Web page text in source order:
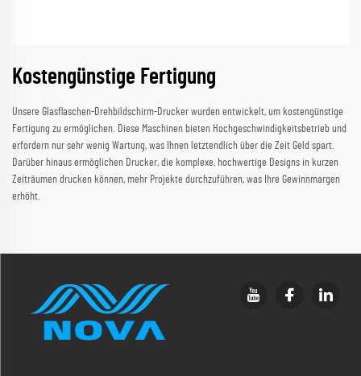
Kostengünstige Fertigung
Unsere Glasflaschen-Drehbildschirm-Drucker wurden entwickelt, um kostengünstige
Fertigung zu ermöglichen. Diese Maschinen bieten Hochgeschwindigkeitsbetrieb und
erfordern nur sehr wenig Wartung, was Ihnen letztendlich über die Zeit Geld spart.
Darüber hinaus ermöglichen Drucker, die komplexe, hochwertige Designs in kurzen
Zeiträumen drucken können, mehr Projekte durchzuführen, was Ihre Gewinnmargen
erhöht.